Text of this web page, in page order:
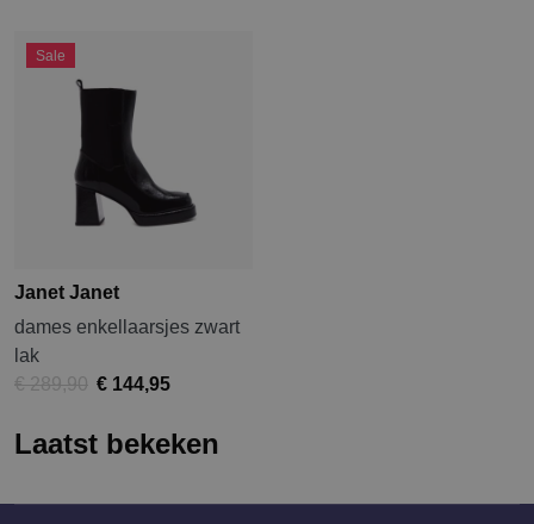
Sale
Janet Janet
dames enkellaarsjes zwart
lak
€ 289,90 € 144,95
Laatst bekeken